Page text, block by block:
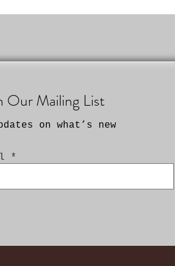
Our Mailing List
on what’s new